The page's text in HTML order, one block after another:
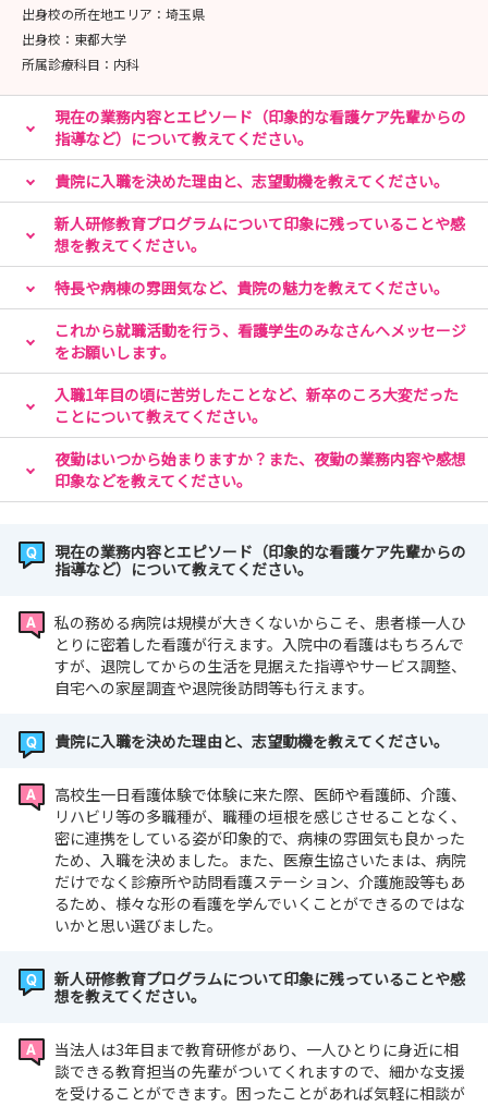
出身校の所在地エリア： 埼玉県
出身校： 東都大学
所属診療科目： 内科
現在の業務内容とエピソード（印象的な看護ケア先輩からの
指導など）について教えてください。
貴院に入職を決めた理由と、志望動機を教えてください。
新人研修教育プログラムについて印象に残っていることや感
想を教えてください。
特長や病棟の雰囲気など、貴院の魅力を教えてください。
これから就職活動を行う、看護学生のみなさんへメッセージ
をお願いします。
入職1年目の頃に苦労したことなど、新卒のころ大変だった
ことについて教えてください。
夜勤はいつから始まりますか？また、夜勤の業務内容や感想
印象などを教えてください。
現在の業務内容とエピソード（印象的な看護ケア先輩からの
指導など）について教えてください。
私の務める病院は規模が大きくないからこそ、患者様一人ひ
とりに密着した看護が行えます。入院中の看護はもちろんで
すが、退院してからの生活を見据えた指導やサービス調整、
自宅への家屋調査や退院後訪問等も行えます。
貴院に入職を決めた理由と、志望動機を教えてください。
高校生一日看護体験で体験に来た際、医師や看護師、介護、
リハビリ等の多職種が、職種の垣根を感じさせることなく、
密に連携をしている姿が印象的で、病棟の雰囲気も良かった
ため、入職を決めました。また、医療生協さいたまは、病院
だけでなく診療所や訪問看護ステーション、介護施設等もあ
るため、様々な形の看護を学んでいくことができるのではな
いかと思い選びました。
新人研修教育プログラムについて印象に残っていることや感
想を教えてください。
当法人は3年目まで教育研修があり、一人ひとりに身近に相
談できる教育担当の先輩がついてくれますので、細かな支援
を受けることができます。困ったことがあれば気軽に相談が